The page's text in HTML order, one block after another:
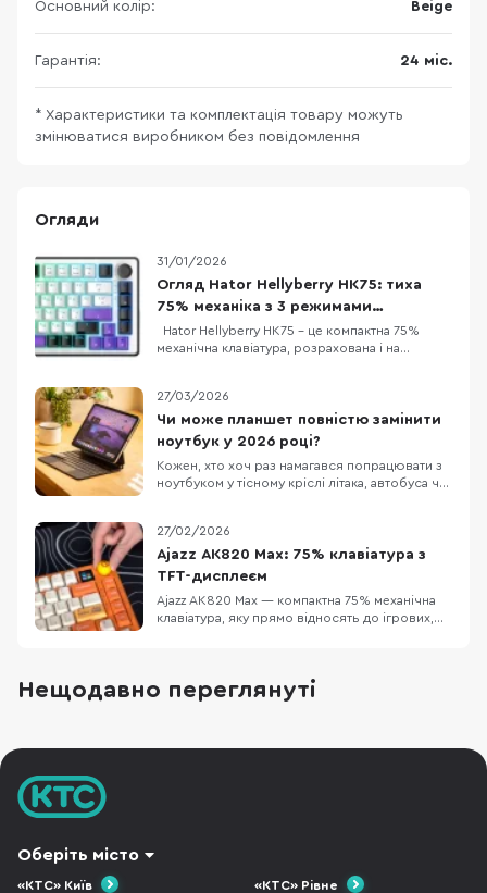
Основний колір: Beige
Гарантія: 24 міс.
* Характеристики та комплектація товару можуть
змінюватися виробником без повідомлення
Огляди
31/01/2026
Огляд Hator Hellyberry HK75: тиха
75% механіка з 3 режимами
підключення
механічна клавіатура, розрахована і на
Mechanical Linear, які попередньо змащені на
заводі. Це забезпечує надзвичайно плавний
хід клавіш та блискавичний відгук без зайво
27/03/2026
Чи може планшет повністю замінити
ноутбук у 2026 році?
Кожен, хто хоч раз намагався попрацювати з
ноутбуком у тісному кріслі літака, автобуса чи
габаритний блок живлення та постійна
нестача місця. Саме тому все більше
фрилансерів, студентів та людей у
відрядженнях замислюют
27/02/2026
Ajazz AK820 Max: 75% клавіатура з
TFT-дисплеєм
Ajazz AK820 Max — компактна 75% механічна
клавіатура, яку прямо відносять до ігрових,
(дротовий, Bluetooth 5.0 і радіо 2.4 ГГц). У
версії з помітним оранжевим кольором
Нещодавно переглянуті
Оберіть місто
«КТС» Київ «КТС» Рівне